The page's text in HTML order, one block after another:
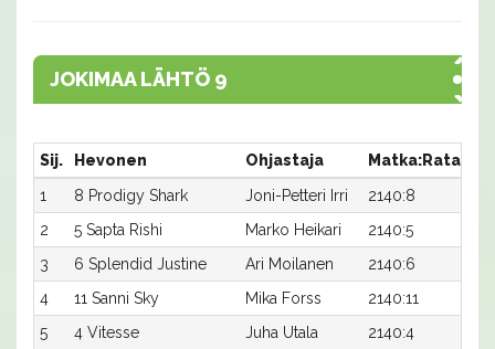
JOKIMAA LÄHTÖ 9
Sij. Hevonen Ohjastaja Matka:Rata
1
8 Prodigy Shark Joni-Petteri Irri 2140:8
2
5 Sapta Rishi Marko Heikari 2140:5
3
6 Splendid Justine Ari Moilanen 2140:6
4
11 Sanni Sky Mika Forss 2140:11
5
4 Vitesse Juha Utala 2140:4